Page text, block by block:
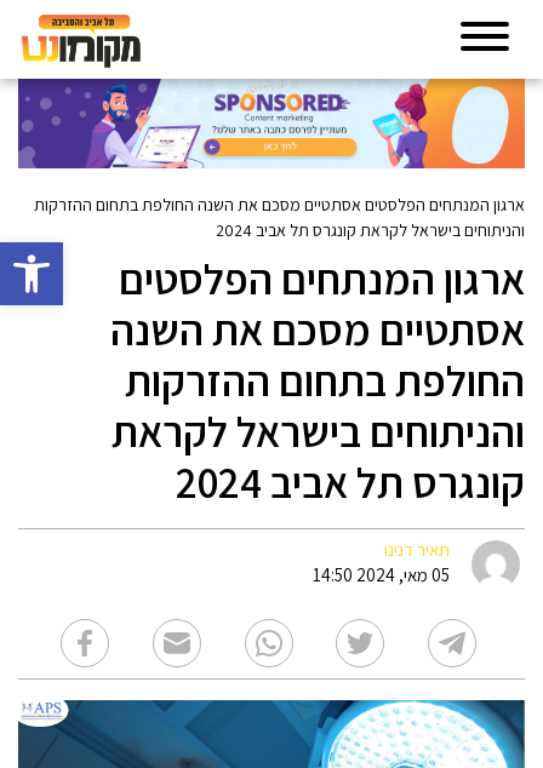
פתח
ארגון המנתחים הפלסטים אסתטיים מסכם את השנה החולפת בתחום ההזרקות
והניתוחים בישראל לקראת קונגרס תל אביב 2024
ארגון המנתחים הפלסטים
אסתטיים מסכם את השנה
החולפת בתחום ההזרקות
והניתוחים בישראל לקראת
קונגרס תל אביב 2024
תאיר דנינו
05 מאי, 2024 14:50